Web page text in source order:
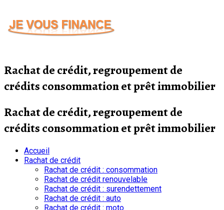
contenu
Rachat de crédit, regroupement de
crédits consommation et prêt immobilier
Rachat de crédit, regroupement de
crédits consommation et prêt immobilier
Accueil
Rachat de crédit
Rachat de crédit : consommation
Rachat de crédit renouvelable
Rachat de crédit : surendettement
Rachat de crédit : auto
Rachat de crédit : moto